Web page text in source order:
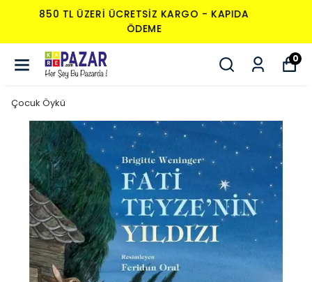
850 TL ÜZERI ÜCRETSIZ KARGO - KAPIDA
ÖDEME
0
Çocuk Öykü